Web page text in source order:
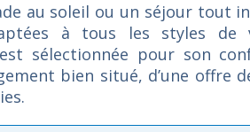
au soleil ou un séjour tout
à tous les styles de
est sélectionnée pour son
bien situé, d’une offre